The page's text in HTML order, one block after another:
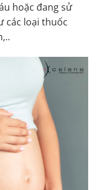
hoặc đang sử
các loại thuốc